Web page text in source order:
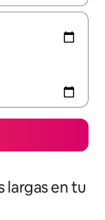
largas en tu